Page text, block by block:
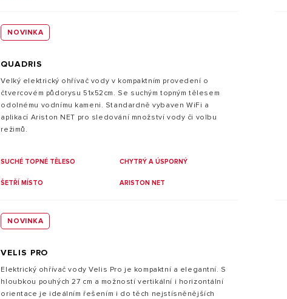
NOVINKA
QUADRIS
Velký elektrický ohřívač vody v kompaktním provedení o
čtvercovém půdorysu 51x52cm. Se suchým topným tělesem
odolnému vodnímu kameni. Standardně vybaven WiFi a
aplikací Ariston NET pro sledování množství vody či volbu
režimů.
SUCHÉ TOPNÉ TĚLESO CHYTRÝ A ÚSPORNÝ
ŠETŘÍ MÍSTO ARISTON NET
NOVINKA
VELIS PRO
Elektrický ohřívač vody Velis Pro je kompaktní a elegantní. S
hloubkou pouhých 27 cm a možností vertikální i horizontální
orientace je ideálním řešením i do těch nejstísněnějších